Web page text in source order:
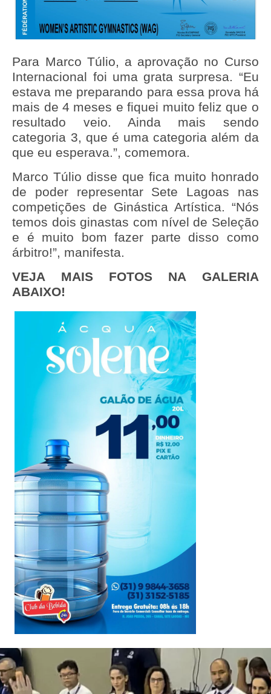
Para Marco Túlio, a aprovação no Curso
Internacional foi uma grata surpresa. “Eu
estava me preparando para essa prova há
mais de 4 meses e fiquei muito feliz que o
resultado veio. Ainda mais sendo
categoria 3, que é uma categoria além da
que eu esperava.”, comemora.
Marco Túlio disse que fica muito honrado
de poder representar Sete Lagoas nas
competições de Ginástica Artística. “Nós
temos dois ginastas com nível de Seleção
e é muito bom fazer parte disso como
árbitro!”, manifesta.
VEJA MAIS FOTOS NA GALERIA
ABAIXO!